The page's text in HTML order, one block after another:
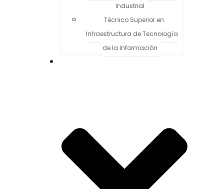
Industrial
Técnico Superior en
Infraestructura de Tecnología
de la Información